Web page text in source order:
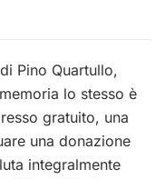
Pino Quartullo,
lo stesso è
gratuito, una
una donazione
integralmente